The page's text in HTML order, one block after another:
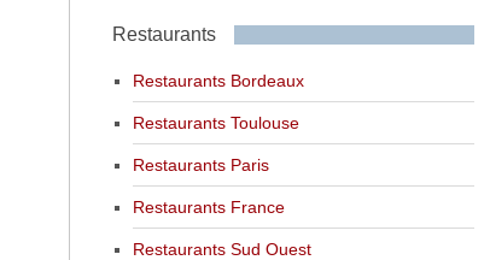
Restaurants
Restaurants Bordeaux
Restaurants Toulouse
Restaurants Paris
Restaurants France
Restaurants Sud Ouest